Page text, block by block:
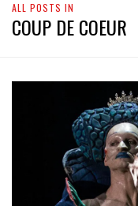
ALL POSTS IN
COUP DE COEUR